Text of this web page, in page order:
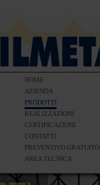
HOME
AZIENDA
PRODOTTI
REALIZZAZIONI
CERTIFICAZIONI
CONTATTI
PREVENTIVO GRATUITO
AREA TECNICA